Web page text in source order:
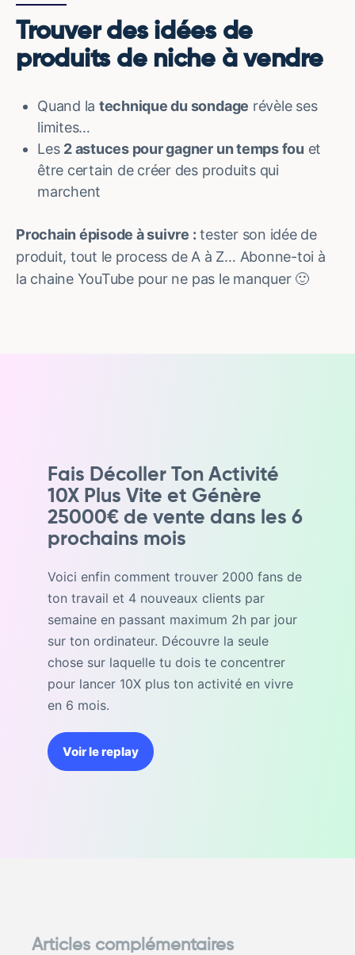
Trouver des idées de
produits de niche à vendre
Quand la technique du sondage révèle ses
limites…
Les 2 astuces pour gagner un temps fou et
être certain de créer des produits qui
marchent
Prochain épisode à suivre : tester son idée de
produit, tout le process de A à Z… Abonne-toi à
la chaine YouTube pour ne pas le manquer 🙂
Fais Décoller Ton Activité
10X Plus Vite et Génère
25000€ de vente dans les 6
prochains mois
Voici enfin comment trouver 2000 fans de
ton travail et 4 nouveaux clients par
semaine en passant maximum 2h par jour
sur ton ordinateur. Découvre la seule
chose sur laquelle tu dois te concentrer
pour lancer 10X plus ton activité en vivre
en 6 mois.
Voir le replay
Articles complémentaires